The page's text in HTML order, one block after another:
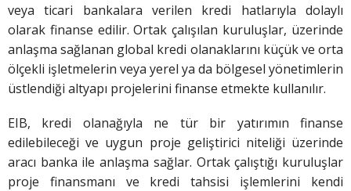
veya ticari bankalara verilen kredi hatlarıyla dolaylı
olarak finanse edilir. Ortak çalışılan kuruluşlar, üzerinde
anlaşma sağlanan global kredi olanaklarını küçük ve orta
ölçekli işletmelerin veya yerel ya da bölgesel yönetimlerin
üstlendiği altyapı projelerini finanse etmekte kullanılır.
EIB, kredi olanağıyla ne tür bir yatırımın finanse
edilebileceği ve uygun proje geliştirici niteliği üzerinde
aracı banka ile anlaşma sağlar. Ortak çalıştığı kuruluşlar
proje finansmanı ve kredi tahsisi işlemlerini kendi